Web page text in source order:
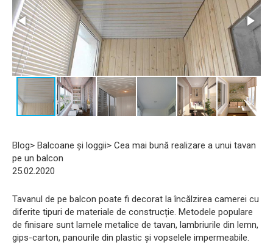
Blog> Balcoane și loggii> Cea mai bună realizare a unui tavan
pe un balcon
25.02.2020
Tavanul de pe balcon poate fi decorat la încălzirea camerei cu
diferite tipuri de materiale de construcție. Metodele populare
de finisare sunt lamele metalice de tavan, lambriurile din lemn,
gips-carton, panourile din plastic și vopselele impermeabile.